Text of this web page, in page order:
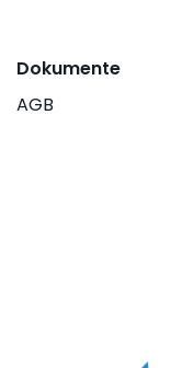
Dokumente
AGB